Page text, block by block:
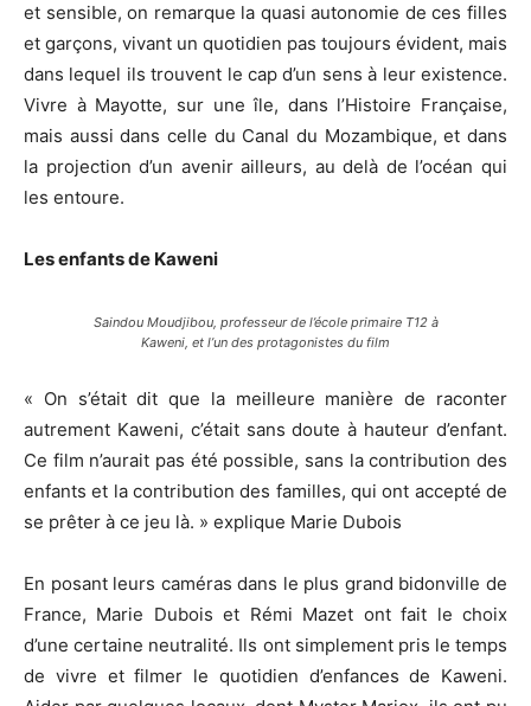
et sensible, on remarque la quasi autonomie de ces filles
et garçons, vivant un quotidien pas toujours évident, mais
dans lequel ils trouvent le cap d’un sens à leur existence.
Vivre à Mayotte, sur une île, dans l’Histoire Française,
mais aussi dans celle du Canal du Mozambique, et dans
la projection d’un avenir ailleurs, au delà de l’océan qui
les entoure.
Les enfants de Kaweni
Saindou Moudjibou, professeur de l’école primaire T12 à
Kaweni, et l’un des protagonistes du film
« On s’était dit que la meilleure manière de raconter
autrement Kaweni, c’était sans doute à hauteur d’enfant.
Ce film n’aurait pas été possible, sans la contribution des
enfants et la contribution des familles, qui ont accepté de
se prêter à ce jeu là. » explique Marie Dubois
En posant leurs caméras dans le plus grand bidonville de
France, Marie Dubois et Rémi Mazet ont fait le choix
d’une certaine neutralité. Ils ont simplement pris le temps
de vivre et filmer le quotidien d’enfances de Kaweni.